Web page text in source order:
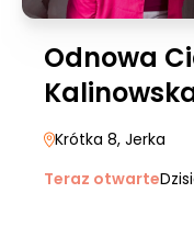
Odnowa
Krótka 8, Jerka
Teraz otwarte